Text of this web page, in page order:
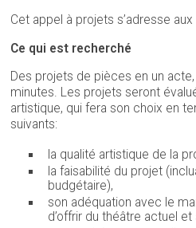
Cet appel à projets s’adresse
Ce qui est recherché
Des projets de pièces en un acte,
minutes. Les projets seront
artistique, qui fera son choix en
suivants:
la qualité artistique de la
la faisabilité du projet
budgétaire),
son adéquation avec le
d’offrir du théâtre actuel